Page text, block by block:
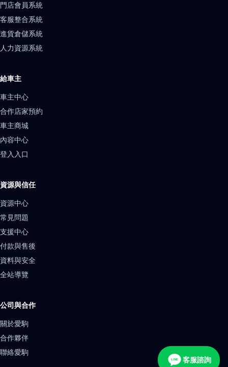
門店會員系統
客服整合系統
進貨倉儲系統
人力資源系統
給車主
車主中心
合作店家預約
車主商城
內容中心
登入入口
資源與信任
資源中心
常見問題
支援中心
付款與售後
資料與安全
全站導覽
公司與合作
關於愛駒
合作夥伴
聯絡愛駒
LINE 客服諮詢